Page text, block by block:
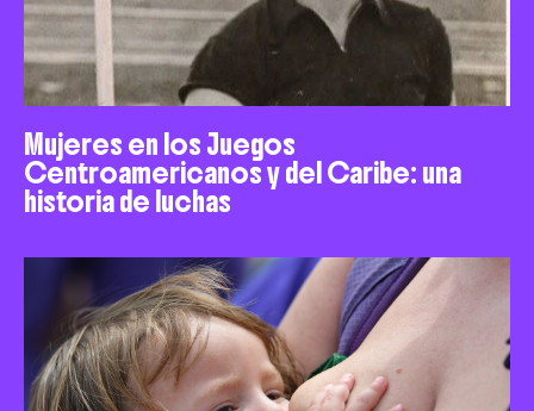
Mujeres en los Juegos
Centroamericanos y del Caribe: una
historia de luchas